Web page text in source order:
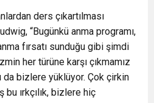
ders çıkartılması
“Bugünkü anma programı,
fırsatı sunduğu gibi şimdi
her türüne karşı çıkmamız
bizlere yüklüyor. Çok çirkin
ırkçılık, bizlere hiç